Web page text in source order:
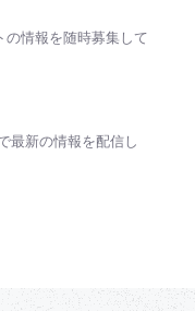
情報を随時募集して
最新の情報を配信し